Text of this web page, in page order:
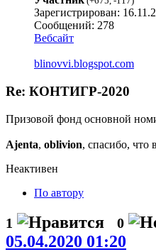
Зарегистрирован:
Сообщений: 278
Вебсайт
blinovvi.blogspot.com
Re: КОНТИГР-2020
Призовой фонд основной
Ajenta, oblivion, спасибо,
Неактивен
По автору
1 0
05.04.2020 01:20